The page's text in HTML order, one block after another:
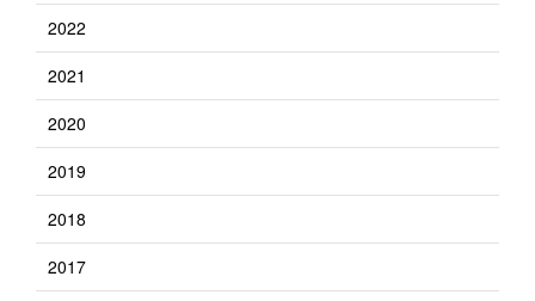
2022
2021
2020
2019
2018
2017